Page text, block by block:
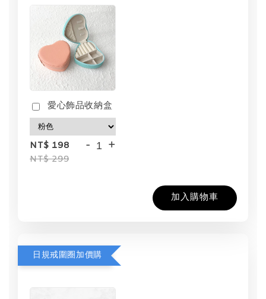
愛心飾品收納盒
NT$ 198
NT$ 299
- +
加入購物車
日規戒圍圈加價購